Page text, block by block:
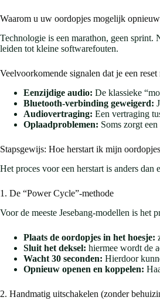
Waarom u uw oordopjes mogelijk
Technologie is een marathon, geen
leiden tot kleine softwarefouten.
Veelvoorkomende signalen dat je een
Eenzijdige audio: De klassieke
Bluetooth-verbinding geweigerd:
Audiovertraging: Een vertraging
Oplaadproblemen: Soms zorgt
Stapsgewijs: Hoe herstart ik mijn
Het proces voor een herstart is anders dan
1. De “Power Cycle”-methode
Voor de meeste Jesebang-modellen is het
Plaats de oordopjes in het hoesje:
Sluit het deksel: hiermee wordt de
Wacht 30 seconden: Hierdoor
Opnieuw openen en koppelen:
2. Handmatig uitschakelen (zonder